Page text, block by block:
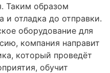
Таким образом
и отладка до отправки.
оборудование для
компания направит
который проведёт
обучит